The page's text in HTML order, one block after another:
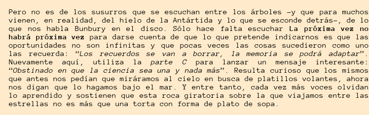
Pero no es de los susurros que se escuchan entre los árboles -y que para muchos
vienen, en realidad, del hielo de la Antártida y lo que se esconde detrás-, de lo
que nos habla Bunbury en el disco. Sólo hace falta escucharLa próxima vez no
habrá próxima vezpara darse cuenta de que lo que pretende indicarnos es que las
oportunidades no son infinitas y que pocas veces las cosas sucedieron como uno
las recuerda: “Los recuerdos se van a borrar, la memoria se podrá adaptar”.
Nuevamente aquí, utiliza laparte Cpara lanzar un mensaje interesante:
“Obstinado en que la ciencia sea una y nada más”. Resulta curioso que los mismos
que antes nos pedían que miráramos al cielo en busca de platillos volantes, ahora
nos digan que lo hagamos bajo el mar. Y entre tanto, cada vez más voces olvidan
lo aprendido y sostienen que esta roca giratoria sobre la que viajamos entre las
estrellas no es más que una torta con forma de plato de sopa.